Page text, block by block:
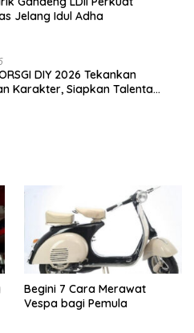
Jelang Idul Adha
DIY 2026 Tekankan
Karakter, Siapkan Talenta
Begini 7 Cara Merawat
Vespa bagi Pemula